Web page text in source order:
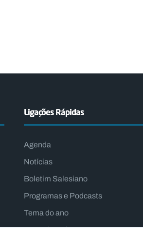
Ligações Rápidas
Agenda
Notícias
Boletim Salesiano
Programas e Podcasts
Tema do ano